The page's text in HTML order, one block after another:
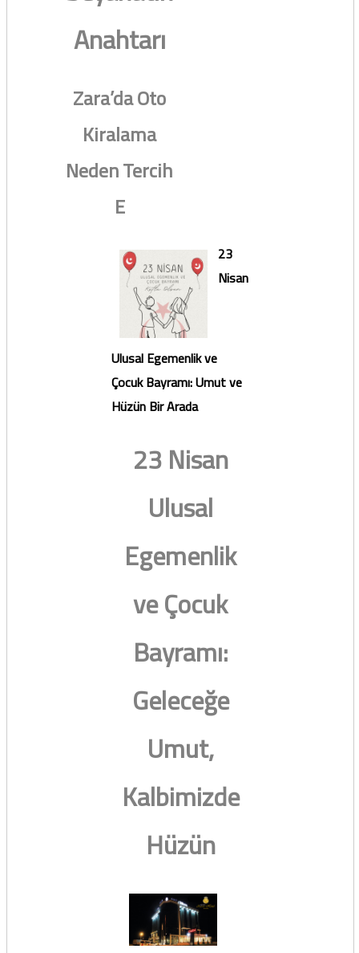
Anahtarı
Zara’da Oto
Kiralama
Neden Tercih
E
23
Nisan
Ulusal Egemenlik ve
Çocuk Bayramı: Umut ve
Hüzün Bir Arada
23 Nisan
Ulusal
Egemenlik
ve Çocuk
Bayramı:
Geleceğe
Umut,
Kalbimizde
Hüzün